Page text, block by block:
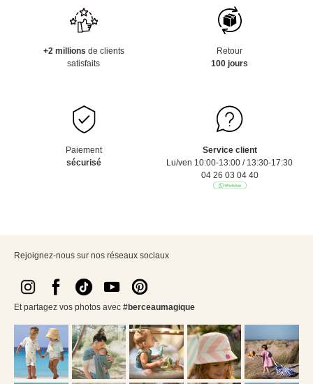
+2 millions de clients
satisfaits
Retour
100 jours
Paiement
sécurisé
Service client
Lu/ven 10:00-13:00 / 13:30-17:30
04 26 03 04 40
Rejoignez-nous sur nos réseaux sociaux
Et partagez vos photos avec #berceaumagique